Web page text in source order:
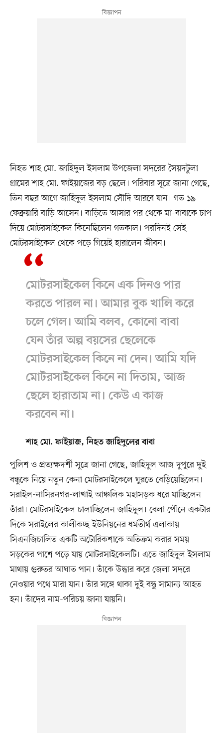
নিহত শাহ মো. জাহিদুল ইসলাম উপজেলা সদরের সৈয়দটুলা
গ্রামের শাহ মো. ফাইয়াজের বড় ছেলে। পরিবার সূত্রে জানা গেছে,
তিন বছর আগে জাহিদুল ইসলাম সৌদি আরবে যান। গত ১৯
ফেব্রুয়ারি বাড়ি আসেন। বাড়িতে আসার পর থেকে মা-বাবাকে চাপ
দিয়ে মোটরসাইকেল কিনেছিলেন গতকাল। পরদিনই সেই
মোটরসাইকেল থেকে পড়ে গিয়েই হারালেন জীবন।
মোটরসাইকেল কিনে এক দিনও পার
করতে পারল না। আমার বুক খালি করে
চলে গেল। আমি বলব, কোনো বাবা
যেন তাঁর অল্প বয়সের ছেলেকে
মোটরসাইকেল কিনে না দেন। আমি যদি
মোটরসাইকেল কিনে না দিতাম, আজ
ছেলে হারাতাম না। কেউ এ কাজ
করবেন না।
শাহ মো. ফাইয়াজ, নিহত জাহিদুলের বাবা
পুলিশ ও প্রত্যক্ষদর্শী সূত্রে জানা গেছে, জাহিদুল আজ দুপুরে দুই
বন্ধুকে নিয়ে নতুন কেনা মোটরসাইকেলে ঘুরতে বেড়িয়েছিলেন।
সরাইল-নাসিরনগর-লাখাই আঞ্চলিক মহাসড়ক ধরে যাচ্ছিলেন
তাঁরা। মোটরসাইকেল চালাচ্ছিলেন জাহিদুল। বেলা পৌনে একটার
দিকে সরাইলের কালীকচ্ছ ইউনিয়নের ধর্মতীর্থ এলাকায়
সিএনজিচালিত একটি অটোরিকশাকে অতিক্রম করার সময়
সড়কের পাশে পড়ে যায় মোটরসাইকেলটি। এতে জাহিদুল ইসলাম
মাথায় গুরুতর আঘাত পান। তাঁকে উদ্ধার করে জেলা সদরে
নেওয়ার পথে মারা যান। তাঁর সঙ্গে থাকা দুই বন্ধু সামান্য আহত
হন। তাঁদের নাম-পরিচয় জানা যায়নি।